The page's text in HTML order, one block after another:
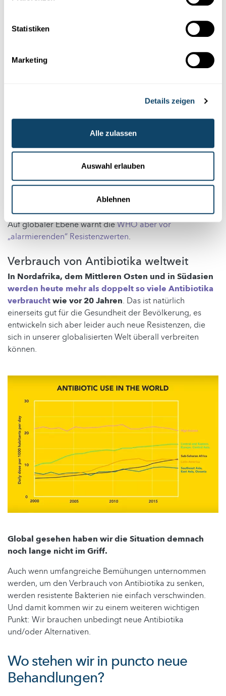
Statistiken
Marketing
Details zeigen
Alle zulassen
Auswahl erlauben
Ablehnen
Dies haben Forscherin einer Überblicksstudie
Auf globaler Ebene warnt dieWHO aber vor
„alarmierenden“ Resistenzwerten.
Verbrauch von Antibiotika weltweit
In Nordafrika, dem Mittleren Osten und in Südasien
werden heute mehr als doppelt so viele Antibiotika
verbrauchtwie vor 20 Jahren. Das ist natürlich
einerseits gut für die Gesundheit der Bevölkerung, es
entwickeln sich aber leider auch neue Resistenzen, die
sich in unserer globalisierten Welt überall verbreiten
können.
Global gesehen haben wir die Situation demnach
noch lange nicht im Griff.
Auch wenn umfangreiche Bemühungen unternommen
werden, um den Verbrauch von Antibiotika zu senken,
werden resistente Bakterien nie einfach verschwinden.
Und damit kommen wir zu einem weiteren wichtigen
Punkt: Wir brauchen unbedingt neue Antibiotika
und/oder Alternativen.
Wo stehen wir in puncto neue
Behandlungen?